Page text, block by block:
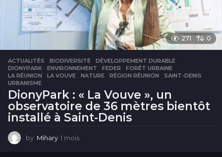
271 0
ACTUALITÉS BIODIVERSITÉ ,DÉVELOPPEMENT DURABLE
DIONYPARK
,ENVIRONNEMENT ,FEDER ,FORÊT URBAINE
LA RÉUNION
,LA VOUVE ,NATURE ,RÉGION RÉUNION ,SAINT-DENIS
URBANISME
DionyPark : « La Vouve », un
observatoire de 36 mètres bientôt
installé à Saint-Denis
by Mihary 1 mois